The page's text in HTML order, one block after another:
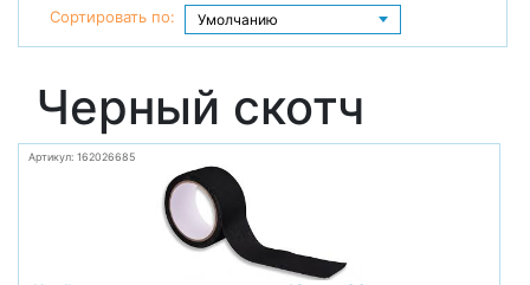
Сортировать по:
Черный скотч
Артикул: 162026685